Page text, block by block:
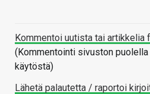
Kommentoi uutista tai artikkelia
(Kommentointi sivuston
käytöstä)
Lähetä palautetta / raportoi